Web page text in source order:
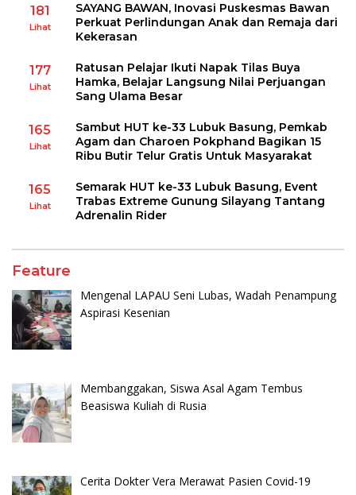
181
Lihat
SAYANG BAWAN, Inovasi Puskesmas Bawan
Perkuat Perlindungan Anak dan Remaja dari
Kekerasan
177
Lihat
Ratusan Pelajar Ikuti Napak Tilas Buya
Hamka, Belajar Langsung Nilai Perjuangan
Sang Ulama Besar
165
Lihat
Sambut HUT ke-33 Lubuk Basung, Pemkab
Agam dan Charoen Pokphand Bagikan 15
Ribu Butir Telur Gratis Untuk Masyarakat
165
Lihat
Semarak HUT ke-33 Lubuk Basung, Event
Trabas Extreme Gunung Silayang Tantang
Adrenalin Rider
Feature
Mengenal LAPAU Seni Lubas, Wadah Penampung
Aspirasi Kesenian
Membanggakan, Siswa Asal Agam Tembus
Beasiswa Kuliah di Rusia
Cerita Dokter Vera Merawat Pasien Covid-19